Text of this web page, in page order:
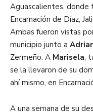
Aguascalientes, donde
Encarnación de Díaz,
Ambas fueron vistas
municipio junto a
Zermeño. A Marisela,
se la llevaron de su
ahí mismo, en
A una semana de su